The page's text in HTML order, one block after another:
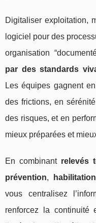
Digitaliser exploitation,
logiciel pour des
organisation
par des standards
Les équipes gagnent
des frictions, en
des risques, et en
mieux préparées et
En combinant relevés
prévention, habilitation
vous centralisez
renforcez la continuité